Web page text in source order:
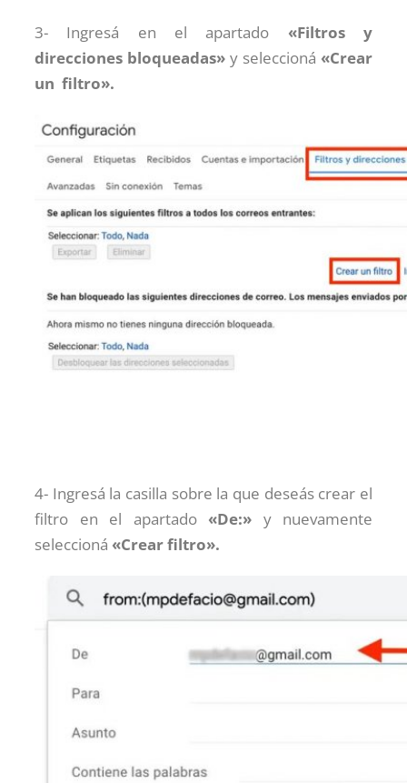
3- Ingresá en el apartado «Filtros y
direcciones bloqueadas» y seleccioná «Crear
un filtro».
4- Ingresá la casilla sobre la que deseás crear el
filtro en el apartado «De:» y nuevamente
seleccioná «Crear filtro».